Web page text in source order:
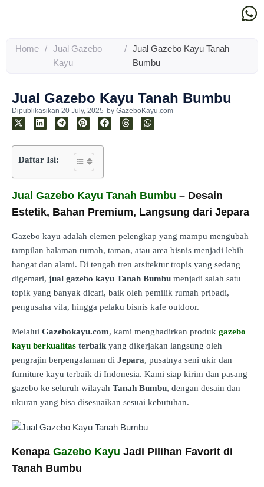
Home / Jual Gazebo
Kayu
/ Jual Gazebo Kayu Tanah
Bumbu
Jual Gazebo Kayu Tanah Bumbu
Dipublikasikan 20 July, 2025 by GazeboKayu.com
Daftar Isi:
Jual Gazebo Kayu Tanah Bumbu – Desain
Estetik, Bahan Premium, Langsung dari Jepara
Gazebo kayu adalah elemen pelengkap yang mampu mengubah
tampilan halaman rumah, taman, atau area bisnis menjadi lebih
hangat dan alami. Di tengah tren arsitektur tropis yang sedang
digemari, jual gazebo kayu Tanah Bumbu menjadi salah satu
topik yang banyak dicari, baik oleh pemilik rumah pribadi,
pengusaha vila, hingga pelaku bisnis kafe outdoor.
Melalui Gazebokayu.com, kami menghadirkan produk gazebo
kayu berkualitas terbaikyang dikerjakan langsung oleh
pengrajin berpengalaman di Jepara, pusatnya seni ukir dan
furniture kayu terbaik di Indonesia. Kami siap kirim dan pasang
gazebo ke seluruh wilayah Tanah Bumbu, dengan desain dan
ukuran yang bisa disesuaikan sesuai kebutuhan.
Kenapa Gazebo Kayu Jadi Pilihan Favorit di
Tanah Bumbu